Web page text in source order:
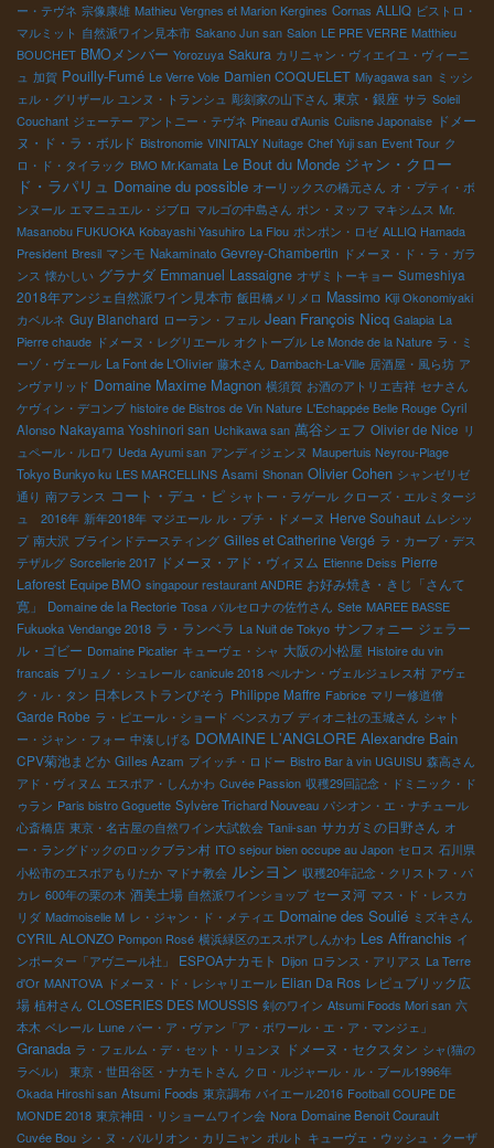
ー・テヴネ 宗像康雄 Mathieu Vergnes et Marion Kergines Cornas ALLIQ ビストロ・
マルミット 自然派ワイン見本市 Sakano Jun san Salon LE PRE VERRE Matthieu
BOUCHET BMOメンバー Yorozuya Sakura カリニャン・ヴィエイユ・ヴィーニ
ュ 加賀 Pouilly-Fumé Le Verre Vole Damien COQUELET Miyagawa san ミッシ
ェル・グリザール ユンヌ・トランシュ 彫刻家の山下さん 東京・銀座 サラ Soleil
Couchant ジェーテー アントニー・テヴネ Pineau d'Aunis Cuiisne Japonaise ドメー
ヌ・ド・ラ・ボルド Bistronomie VINITALY Nuitage Chef Yuji san Event Tour ク
ロ・ド・タイラック BMO Mr.Kamata Le Bout du Monde ジャン・クロー
ド・ラパリュ Domaine du possible オーリックスの橋元さん オ・プティ・ボ
ンヌール エマニュエル・ジブロ マルゴの中島さん ポン・ヌッフ マキシムス Mr.
Masanobu FUKUOKA Kobayashi Yasuhiro La Flou ポンポン・ロゼ ALLIQ Hamada
President Bresil マシモ Nakaminato Gevrey-Chambertin ドメーヌ・ド・ラ・ガラ
ンス 懐かしい グラナダ Emmanuel Lassaigne オザミトーキョー Sumeshiya
2018年アンジェ自然派ワイン見本市 飯田橋メリメロ Massimo Kiji Okonomiyaki
カベルネ Guy Blanchard ローラン・フェル Jean François Nicq Galapia La
Pierre chaude ドメーヌ・レグリエール オクトーブル Le Monde de la Nature ラ・ミ
ーゾ・ヴェール La Font de L'Olivier 藤木さん Dambach-La-Ville 居酒屋・風ら坊 ア
ンヴァリッド Domaine Maxime Magnon 横須賀 お酒のアトリエ吉祥 セナさん
ケヴィン・デコンブ histoire de Bistros de Vin Nature L'Echappée Belle Rouge Cyril
Alonso Nakayama Yoshinori san Uchikawa san 萬谷シェフ Olivier de Nice リ
ュペール・ルロワ Ueda Ayumi san アンディジェンヌ Maupertuis Neyrou-Plage
Tokyo Bunkyo ku LES MARCELLINS Asami Shonan Olivier Cohen シャンゼリゼ
通り 南フランス コート・デュ・ピ シャトー・ラゲール クローズ・エルミタージ
ュ 2016年 新年2018年 マジエール ル・プチ・ドメーヌ Herve Souhaut ムレシッ
プ 南大沢 ブラインドテースティング Gilles et Catherine Vergé ラ・カーブ・デス
テザルグ Sorcellerie 2017 ドメーヌ・アド・ヴィヌム Etienne Deiss Pierre
Laforest Equipe BMO singapour restaurant ANDRE お好み焼き・きじ「さんて
寛」
Domaine de la Rectorie Tosa バルセロナの佐竹さん Sete MAREE BASSE
Fukuoka Vendange 2018 ラ・ランベラ La Nuit de Tokyo サンフォニー ジェラー
ル・ゴビー Domaine Picatier キューヴェ・シャ 大阪の小松屋 Histoire du vin
francais ブリュノ・シュレール canicule 2018 ぺルナン・ヴェルジュレス村 アヴェ
ク・ル・タン 日本レストランびそう Philippe Maffre Fabrice マリー修道僧
Garde Robe ラ・ピエール・ショード ベンスカブ ディオニ社の玉城さん シャト
ー・ジャン・フォー 中湊しげる DOMAINE L'ANGLORE Alexandre Bain
CPV菊池まどか Gilles Azam プイッチ・ロドー Bistro Bar à vin UGUISU 森高さん
アド・ヴィヌム エスポア・しんかわ Cuvée Passion 収穫29回記念・ドミニック・ド
ゥラン Paris bistro Goguette Sylvère Trichard Nouveau パシオン・エ・ナチュール
心斎橋店 東京・名古屋の自然ワイン大試飲会 Tanii-san サカガミの日野さん オ
ー・ラングドックのロックブラン村 ITO sejour bien occupe au Japon セロス 石川県
小松市のエスポアもりたか マドナ教会 ルシヨン 収穫20年記念・クリストフ・パ
カレ 600年の栗の木 酒美土場 自然派ワインショップ セーヌ河 マス・ド・レスカ
リダ Madmoiselle M レ・ジャン・ド・メティエ Domaine des Soulié ミズキさん
CYRIL ALONZO Pompon Rosé 横浜緑区のエスポアしんかわ Les Affranchis イ
ンポーター「アヴニール社」
ESPOAナカモト Dijon ロランス・アリアス La Terre
d'Or MANTOVA ドメーヌ・ド・レシャリエール Elian Da Ros レピュブリック広
場 植村さん CLOSERIES DES MOUSSIS 剣のワイン Atsumi Foods Mori san 六
本木 ベレール Lune バー・ア・ヴァン「ア・ボワール・エ・ア・マンジェ」
Granada ラ・フェルム・デ・セット・リュンヌ ドメーヌ・セクスタン シャ(猫の
ラベル）
東京・世田谷区・ナカモトさん クロ・ルジャール・ル・ブール1996年
Okada Hiroshi san Atsumi Foods 東京調布 バイエール2016 Football COUPE DE
MONDE 2018 東京神田・リショームワイン会 Nora Domaine Benoit Courault
Cuvée Bou シ・ヌ・パルリオン・カリニャン ポルト キューヴェ・ウッシュ・クーザ